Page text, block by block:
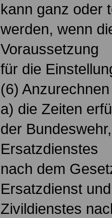
kann ganz oder
werden, wenn
Voraussetzung
für die
(6)
a) die Zeiten
der
Ersatzdienstes
nach dem
Ersatzdienst
Zivildienstes